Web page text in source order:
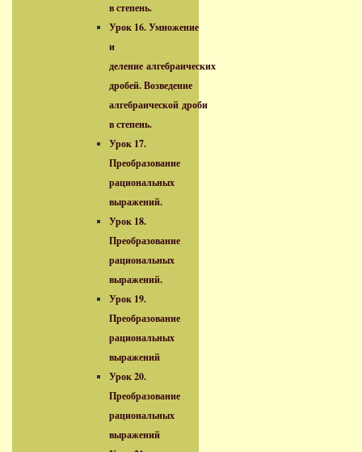
в степень.
Урок 16. Умножение
и
деление алгебраических
дробей. Возведение
алгебраической дроби
в степень.
Урок 17.
Преобразование
рациональных
выражений.
Урок 18.
Преобразование
рациональных
выражений.
Урок 19.
Преобразование
рациональных
выражений
Урок 20.
Преобразование
рациональных
выражений